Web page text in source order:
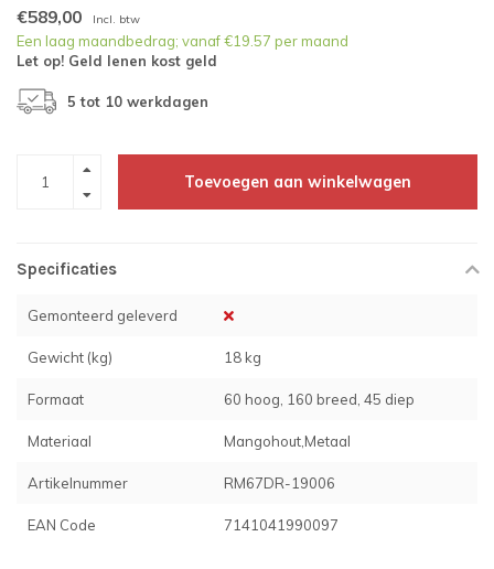
€589,00 Incl. btw
Een laag maandbedrag; vanaf €19.57 per maand
Let op! Geld lenen kost geld
5 tot 10 werkdagen
Toevoegen aan winkelwagen
Specificaties
Gemonteerd geleverd
Gewicht (kg) 18 kg
Formaat 60 hoog, 160 breed, 45 diep
Materiaal Mangohout,Metaal
Artikelnummer RM67DR-19006
EAN Code 7141041990097